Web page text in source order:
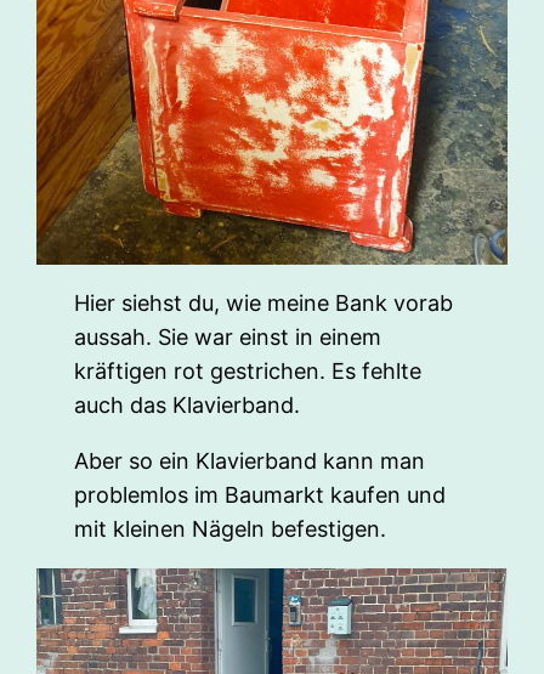
Hier siehst du, wie meine Bank vorab
aussah. Sie war einst in einem
kräftigen rot gestrichen. Es fehlte
auch das Klavierband.
Aber so ein Klavierband kann man
problemlos im Baumarkt kaufen und
mit kleinen Nägeln befestigen.